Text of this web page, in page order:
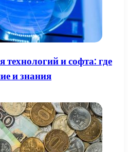
и софта: где
и знания